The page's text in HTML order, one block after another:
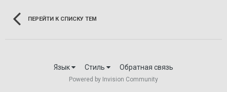
ПЕРЕЙТИ К СПИСКУ ТЕМ
Язык Стиль Обратная связь
Powered by Invision Community